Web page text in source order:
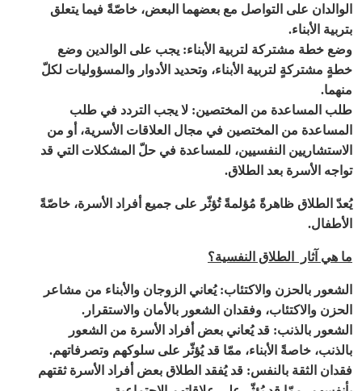
الوالدان على التواصل مع بعضهما البعض، خاصّةً فيما يتعلق
بتربية الأبناء.
وضع خطة مشتركة لتربية الأبناء: يجب على الوالدين وضع
خطةٍ مشتركةٍ لتربية الأبناء، وتحديد الأدوار والمسؤوليات لكلّ
منهما.
طلب المساعدة من المختصين: لا يجب التردد في طلب
المساعدة من المختصين في مجال العلاقات الأسرية، أو من
الاستشاريين النفسيين، للمساعدة في حلّ المشكلات التي قد
تواجه الأسرة بعد الطلاق.
يُعدّ الطلاق ظاهرةً مُؤلمةً تُؤثّر على جميع أفراد الأسرة، خاصّةً
الأطفال.
ما هي آثار الطلاق النفسية؟
الشعور بالحزن والاكتئاب:يُعاني الزوجان والأبناء من مشاعر
الحزن والاكتئاب، وفقدان الشعور بالأمان والاستقرار .
الشعور بالذنب: قد يُعاني بعض أفراد الأسرة من الشعور
بالذنب، خاصةً الأبناء، ممّا قد يُؤثّر على سلوكهم وتصرفاتهم.
فقدان الثقة بالنفس: قد يُفقد الطلاق بعض أفراد الأسرة ثقتهم